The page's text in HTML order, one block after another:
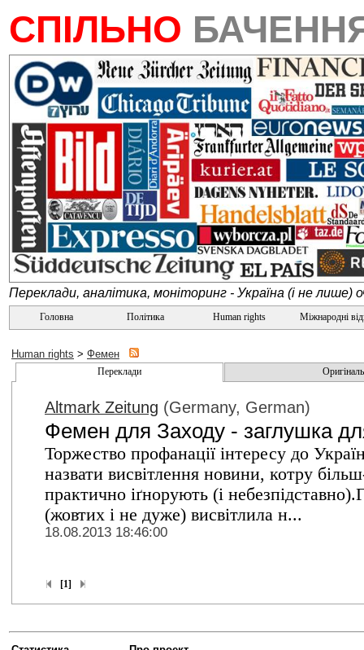
СПІЛЬНО
Переклади, аналітика, моніторинг - Україна (і не лише)
Головна Політика Human rights Міжнародні
Human rights > Фемен
Переклади
Altmark Zeitung (Germany, German)
Фемен для Заходу - заглушка
Торжество профанації інтересу до
назвати висвітлення новини, котру
практично іґнорують (і
(жовтих і не дуже) висвітлила н...
18.08.2013 18:46:00
[1]